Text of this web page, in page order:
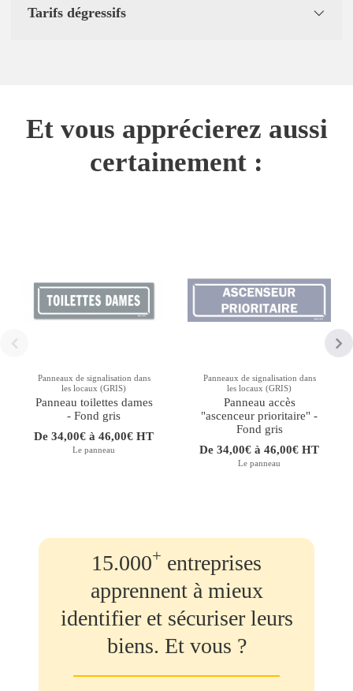
Tarifs dégressifs
Et vous apprécierez aussi
certainement :
Panneaux de signalisation dans
les locaux (GRIS)
Panneau toilettes dames
- Fond gris
De 34,00€ à 46,00€ HT
Le panneau
Panneaux de signalisation dans
les locaux (GRIS)
Panneau accès
"ascenceur prioritaire" -
Fond gris
De 34,00€ à 46,00€ HT
Le panneau
15.000+ entreprises
apprennent à mieux
identifier et sécuriser leurs
biens. Et vous ?